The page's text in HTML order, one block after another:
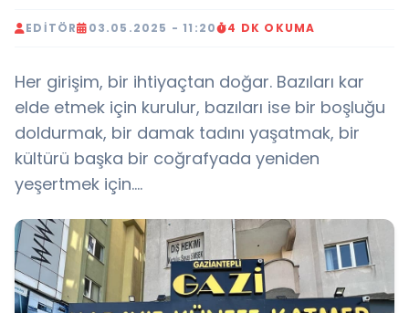
EDITÖR 03.05.2025 - 11:20 4 DK OKUMA
Her girişim, bir ihtiyaçtan doğar. Bazıları kar
elde etmek için kurulur, bazıları ise bir boşluğu
doldurmak, bir damak tadını yaşatmak, bir
kültürü başka bir coğrafyada yeniden
yeşertmek için….